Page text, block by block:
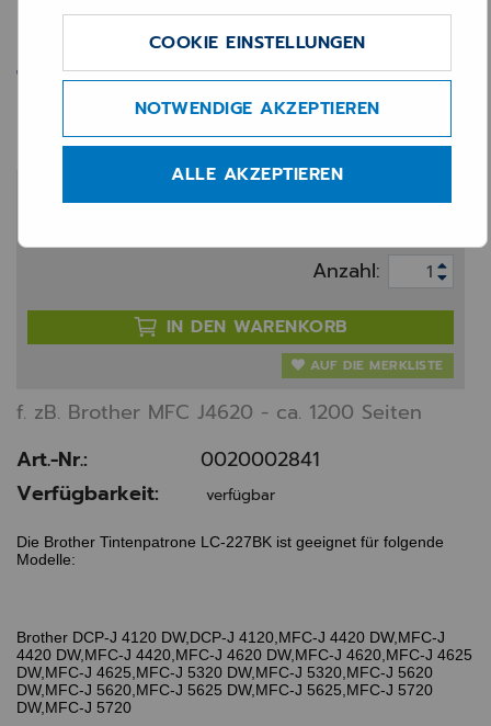
Tinte Brother LC227BK
schwarz
29,90 €
Anzahl:
IN DEN WARENKORB
AUF DIE MERKLISTE
f. zB. Brother MFC J4620 - ca. 1200 Seiten
Art.-Nr.:
0020002841
Verfügbarkeit:
verfügbar
Die Brother Tintenpatrone LC-227BK ist geeignet für folgende
Modelle:
Brother DCP-J 4120 DW,DCP-J 4120,MFC-J 4420 DW,MFC-J
4420 DW,MFC-J 4420,MFC-J 4620 DW,MFC-J 4620,MFC-J 4625
DW,MFC-J 4625,MFC-J 5320 DW,MFC-J 5320,MFC-J 5620
DW,MFC-J 5620,MFC-J 5625 DW,MFC-J 5625,MFC-J 5720
DW,MFC-J 5720
COOKIE EINSTELLUNGEN
NOTWENDIGE AKZEPTIEREN
ALLE AKZEPTIEREN